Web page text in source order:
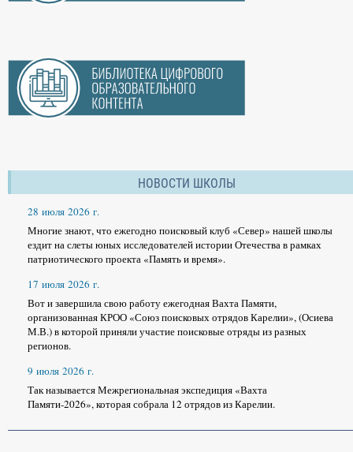
НОВОСТИ ШКОЛЫ
28 июля 2026 г.
Многие знают, что ежегодно поисковый клуб «Север» нашей школы
ездит на слеты юных исследователей истории Отечества в рамках
патриотического проекта «Память и время».
17 июля 2026 г.
Вот и завершила свою работу ежегодная Вахта Памяти,
организованная КРОО «Союз поисковых отрядов Карелии», (Осиева
М.В.) в которой приняли участие поисковые отряды из разных
регионов.
9 июля 2026 г.
Так называется Межрегиональная экспедиция «Вахта
Памяти-2026», которая собрала 12 отрядов из Карелии.